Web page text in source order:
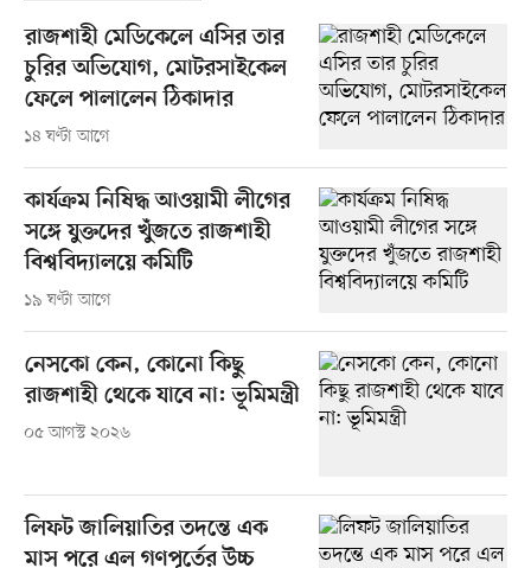
রাজশাহী মেডিকেলে এসির তার
চুরির অভিযোগ, মোটরসাইকেল
ফেলে পালালেন ঠিকাদার
১৪ ঘণ্টা আগে
কার্যক্রম নিষিদ্ধ আওয়ামী লীগের
সঙ্গে যুক্তদের খুঁজতে রাজশাহী
বিশ্ববিদ্যালয়ে কমিটি
১৯ ঘণ্টা আগে
নেসকো কেন, কোনো কিছু
রাজশাহী থেকে যাবে না: ভূমিমন্ত্রী
০৫ আগস্ট ২০২৬
লিফট জালিয়াতির তদন্তে এক
মাস পরে এল গণপূর্তের উচ্চ